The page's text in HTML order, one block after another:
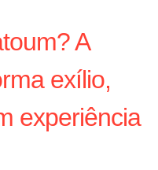
A
exílio,
experiência